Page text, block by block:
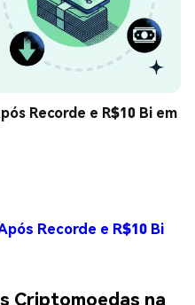
Recorde e R$10 Bi em
Recorde e R$10 Bi
Criptomoedas na